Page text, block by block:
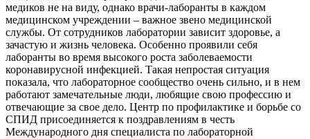
медиков не на виду, однако врачи-лаборанты в каждом
медицинском учреждении – важное звено медицинской
службы. От сотрудников лаборатории зависит здоровье, а
зачастую и жизнь человека. Особенно проявили себя
лаборанты во время высокого роста заболеваемости
коронавирусной инфекцией. Такая непростая ситуация
показала, что лабораторное сообщество очень сильно, и в нем
работают замечательные люди, любящие свою профессию и
отвечающие за свое дело. Центр по профилактике и борьбе со
СПИД присоединяется к поздравлениям в честь
Международного дня специалиста по лабораторной